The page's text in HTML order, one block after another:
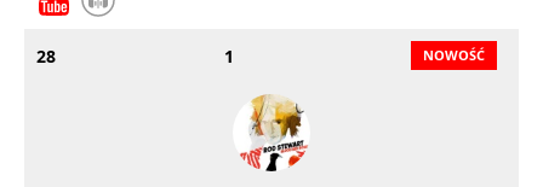
28 1